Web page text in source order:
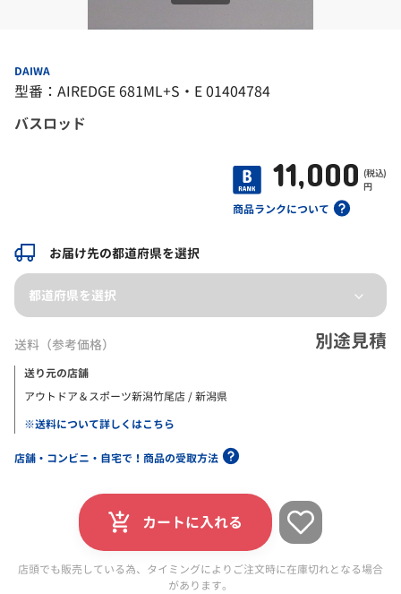
DAIWA
型番：AIREDGE 681ML+S・E 01404784
バスロッド
商品ランクについて
11,000 (税込)
円
お届け先の都道府県を選択
都道府県を選択
送料（参考価格） 別途見積
送り元の店舗
アウトドア＆スポーツ新潟竹尾店 / 新潟県
※送料について詳しくはこちら
店舗・コンビニ・自宅で！商品の受取方法
カートに入れる
店頭でも販売している為、タイミングによりご注文時に在庫切れとなる場合
があります。